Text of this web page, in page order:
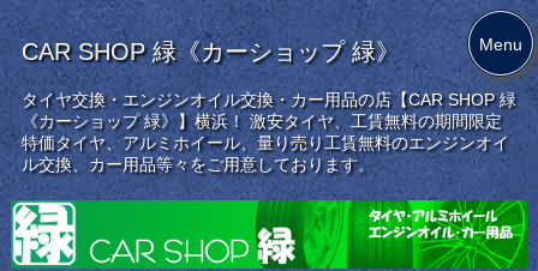
CAR SHOP 緑《カーショップ 緑》
タイヤ交換・エンジンオイル交換・カー用品の店【CAR SHOP 緑
《カーショップ 緑》】横浜！ 激安タイヤ、工賃無料の期間限定
特価タイヤ、アルミホイール、量り売り工賃無料のエンジンオイ
ル交換、カー用品等々をご用意しております。
Menu